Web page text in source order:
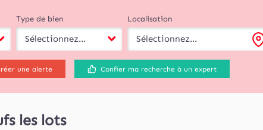
Type de bien
Sélectionnez...
Localisation
Sélectionnez...
une alerte Confier ma recherche à un expert
les lots